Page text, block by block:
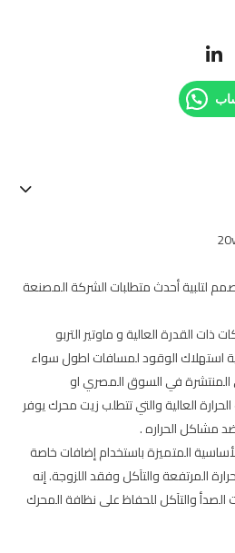
لتلبية أحدث متطلبات الشركة المصنعة
ذات القدرة العالية و ماوتير التربو
استهلاك الوقود لمسافات اطول سواء
المنتشرة في السوق المصري او
العالية والتي تتطلب زيت محرك يوفر
مشاكل الحراره .
المتميزة باستخدام إضافات خاصة
المرتفعة والتآكل وفقد اللزوجة. إنه
والتآكل للحفاظ على نظافة المحرك